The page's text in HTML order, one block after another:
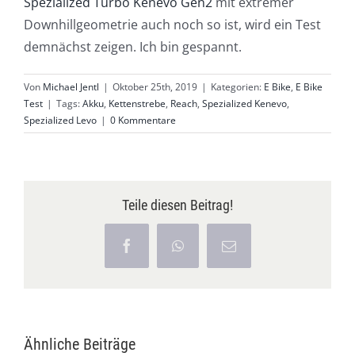
Downhillgeometrie auch noch so ist, wird ein Test
demnächst zeigen. Ich bin gespannt.
Von Michael Jentl | Oktober 25th, 2019 | Kategorien: E Bike, E Bike
Test | Tags:Akku, Kettenstrebe, Reach, Spezialized Kenevo,
Spezialized Levo | 0 Kommentare
Teile diesen Beitrag!
FacebookWhatsApp
E-
Mail
Ähnliche Beiträge